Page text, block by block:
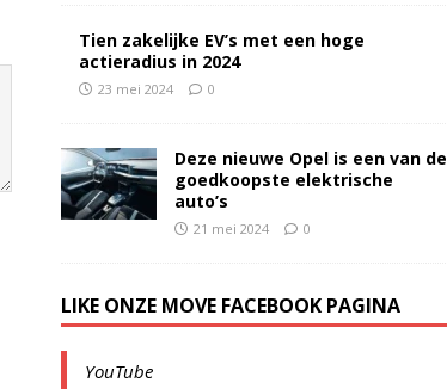
Tien zakelijke EV’s met een hoge
actieradius in 2024
23 mei 2024 0
Deze nieuwe Opel is een van de
goedkoopste elektrische
auto’s
21 mei 2024 0
LIKE ONZE MOVE FACEBOOK PAGINA
YouTube